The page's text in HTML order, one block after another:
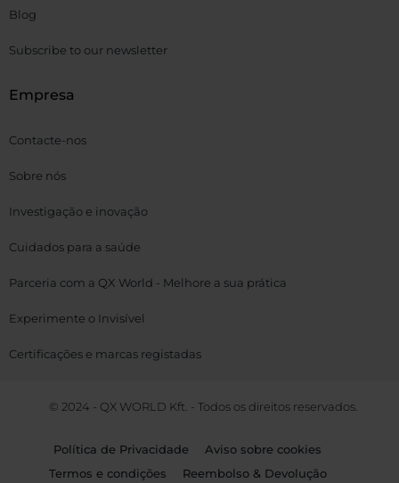
Blog
Subscribe to our newsletter
Empresa
Contacte-nos
Sobre nós
Investigação e inovação
Cuidados para a saúde
Parceria com a QX World - Melhore a sua prática
Experimente o Invisível
Certificações e marcas registadas
© 2024 - QX WORLD Kft. - Todos os direitos reservados.
Política de Privacidade
Aviso sobre cookies
Termos e condições
Reembolso & Devolução